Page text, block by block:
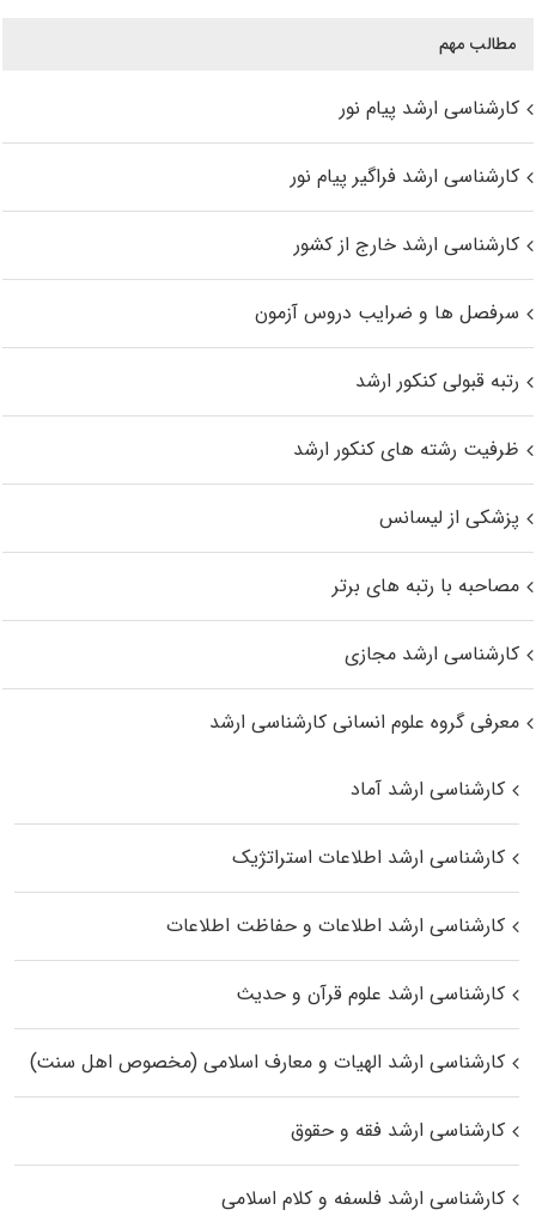
مطالب مهم
کارشناسی ارشد پیام نور
کارشناسی ارشد فراگیر پیام نور
کارشناسی ارشد خارج از کشور
سرفصل ها و ضرایب دروس آزمون
رتبه قبولی کنکور ارشد
ظرفیت رشته های کنکور ارشد
پزشکی از لیسانس
مصاحبه با رتبه های برتر
کارشناسی ارشد مجازی
معرفی گروه علوم انسانی کارشناسی ارشد
کارشناسی ارشد آماد
کارشناسی ارشد اطلاعات استراتژیک
کارشناسی ارشد اطلاعات و حفاظت اطلاعات
کارشناسی ارشد علوم قرآن و حدیث
کارشناسی ارشد الهیات و معارف اسلامی (مخصوص اهل سنت)
کارشناسی ارشد فقه و حقوق
کارشناسی ارشد فلسفه و کلام اسلامی